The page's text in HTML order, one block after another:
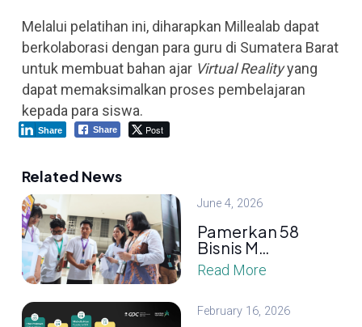
Melalui pelatihan ini, diharapkan Millealab dapat
berkolaborasi dengan para guru di Sumatera Barat
untuk membuat bahan ajar Virtual Realityyang
dapat memaksimalkan proses pembelajaran
kepada para siswa.
Share Post
Share
Related News
June 4, 2026
Pamerkan 58
Bisnis M…
Read More
February 16, 2026